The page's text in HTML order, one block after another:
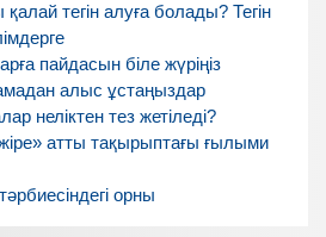
тегін алуға болады? Тегін
пайдасын біле жүріңіз
алыс ұстаңыздар
неліктен тез жетіледі?
атты тақырыптағы ғылыми
орны